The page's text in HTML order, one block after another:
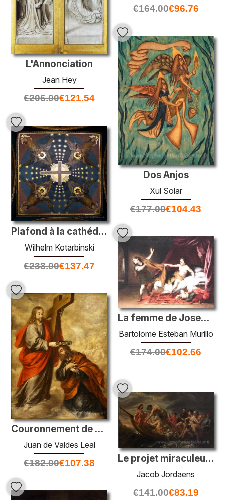
€164.00€96.76
L'Annonciation
Jean Hey
€206.00€121.54
Dos Anjos
Xul Solar
€177.00€104.43
Plafond à la cathédrale de Kiev St. Vladimir
Wilhelm Kotarbinski
€233.00€137.47
La femme de Joseph et Potiphar
Bartolome Esteban Murillo
€174.00€102.66
Couronnement de San José
Juan de Valdes Leal
€182.00€107.38 Le projet miraculeux de poissons
Jacob Jordaens
€141.00€83.19